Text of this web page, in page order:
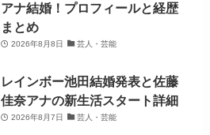
アナ結婚！プロフィールと経歴
まとめ
2026年8月8日 芸人・芸能
レインボー池田結婚発表と佐藤
佳奈アナの新生活スタート詳細
2026年8月7日 芸人・芸能